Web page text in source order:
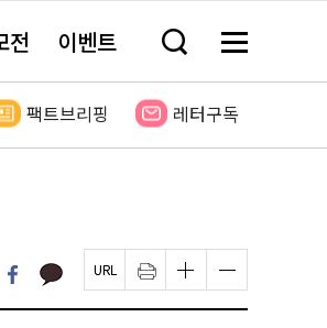
전 이벤트 검
창
기
메
전
보
팩트브리핑 레터구독
페
이
스
카
카 페
이
지
인
쇄
하
글
자
크
글
자
크